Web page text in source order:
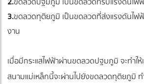
3.ขดลวดทุติยภูมิ เป็นขดลวดที่ส่งแรงดันไฟ
งาน
เมื่อมีกระแสไฟฟ้าผ่านขดลวดปฐมภูมิ จะทำใ
สนามแม่เหล็กนี้จะผ่านไปยังขดลวดทุติยภูมิ ท